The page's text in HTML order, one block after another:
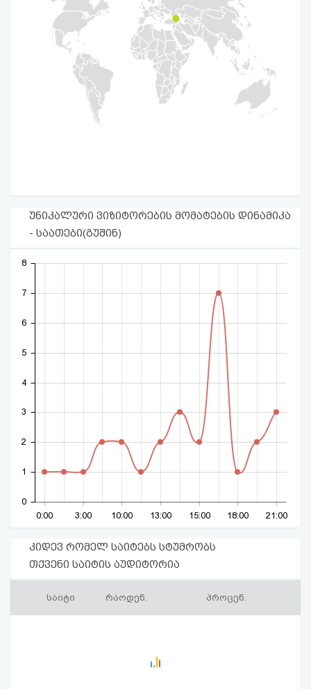
უნიკალური ვიზიტორების მომატების დინამიკა
- საათები(გუშინ)
0:00 3:00 10:00 13:00 15:00 18:00 21:00
0
1
2
3
4
5
6
7
8
კიდევ რომელ საიტებს სტუმრობს
თქვენი საიტის აუდიტორია
საიტი რაოდენ. პროცენ.